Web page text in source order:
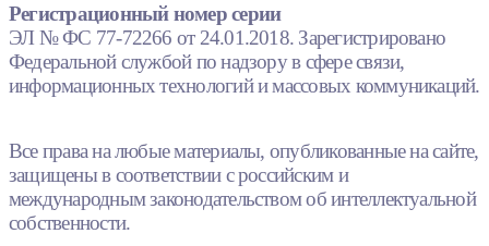
Регистрационный номер серии
ЭЛ № ФС 77-72266 от 24.01.2018. Зарегистрировано
Федеральной службой по надзору в сфере связи,
информационных технологий и массовых коммуникаций.
Все права на любые материалы, опубликованные на сайте,
защищены в соответствии с российским и
международным законодательством об интеллектуальной
собственности.